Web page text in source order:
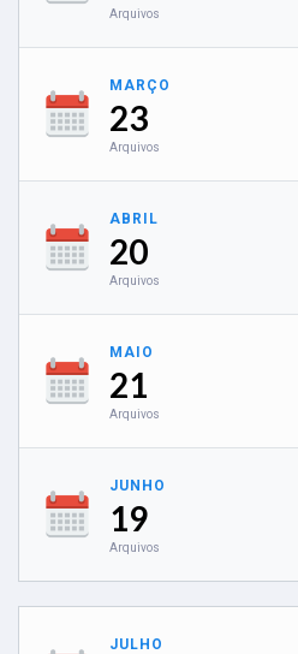
Arquivos
MARÇO
23
Arquivos
ABRIL
20
Arquivos
MAIO
21
Arquivos
JUNHO
19
Arquivos
JULHO